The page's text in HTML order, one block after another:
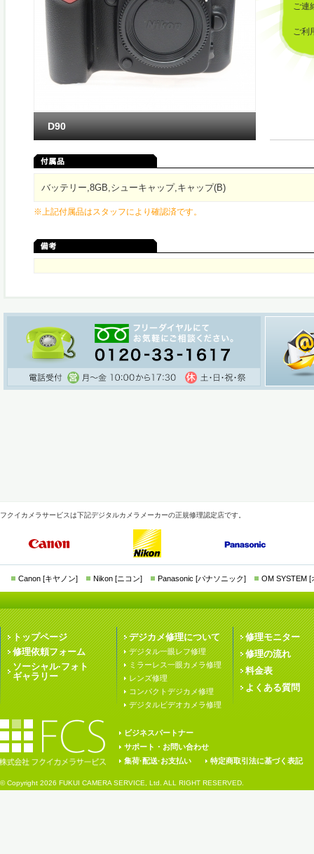
ご連
ご利
D90
バッテリー,8GB,シューキャップ,キャップ(B)
※上記付属品はスタッフにより確認済です。
フクイカメラサービスは下記デジタルカメラメーカーの正規修理認定店です。
Canon [キヤノン] Nikon [ニコン] Panasonic [パナソニック] OM SYSTEM [
トップページ
修理依頼フォーム
ソーシャル·フォト
ギャラリー
デジカメ修理について
デジタル一眼レフ修理
ミラーレス一眼カメラ修理
レンズ修理
コンパクトデジカメ修理
デジタルビデオカメラ修理
修理モニター
修理の流れ
料金表
よくある質問
ビジネスパートナー
サポート・お問い合わせ
集荷·配送·お支払い
特定商取引法に基づく表記
© Copyright 2026 FUKUI CAMERA SERVICE, Ltd. ALL RIGHT RESERVED.